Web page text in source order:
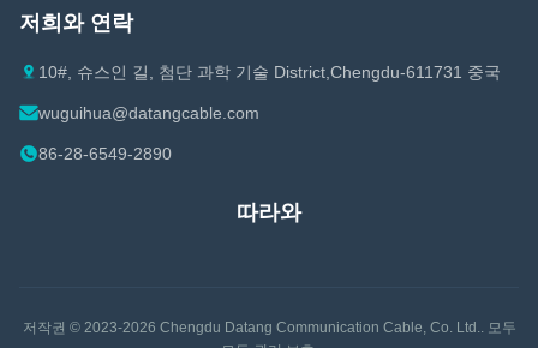
저희와 연락
10#, 슈스인 길, 첨단 과학 기술 District,Chengdu-611731 중국
wuguihua@datangcable.com
86-28-6549-2890
따라와
저작권 © 2023-2026 Chengdu Datang Communication Cable, Co. Ltd.. 모두